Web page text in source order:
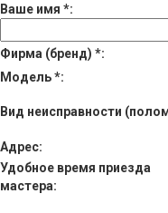
Ваше имя *:
Фирма (бренд) *:
Модель*:
Вид неисправности
Адрес:
Удобное время приезда
мастера: